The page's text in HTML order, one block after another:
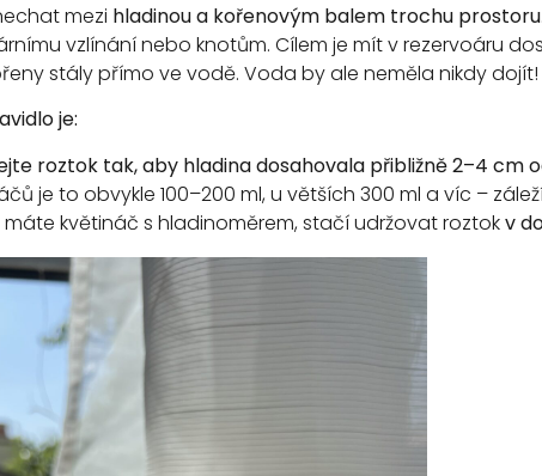
mezi hladinou a kořenovým balem trochu prostoru
vzlínání nebo knotům. Cílem je mít v rezervoáru
stály přímo ve vodě. Voda by ale neměla nikdy dojít!
je:
roztok tak, aby hladina dosahovala přibližně 2–4 cm
je to obvykle 100–200 ml, u větších 300 ml a víc –
máte květináč s hladinoměrem, stačí udržovat roztokv